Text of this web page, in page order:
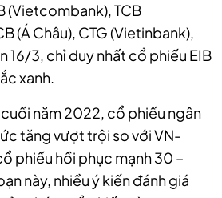
(Vietcombank), TCB
(Á Châu), CTG (Vietinbank),
16/3, chỉ duy nhất cổ phiếu EIB
xanh.
năm 2022, cổ phiếu ngân
tăng vượt trội so với VN-
phiếu hồi phục mạnh 30 –
này, nhiều ý kiến đánh giá